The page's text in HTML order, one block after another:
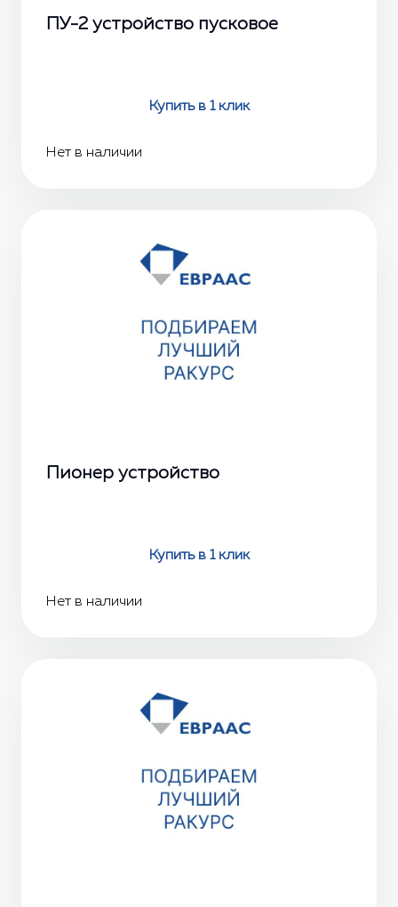
ПУ-2 устройство пусковое
Купить в 1 клик
Нет в наличии
Пионер устройство
Купить в 1 клик
Нет в наличии